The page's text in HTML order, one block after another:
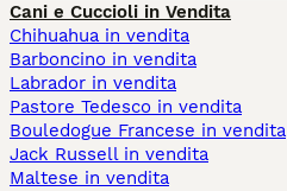
Cani e Cuccioli in Vendita
Chihuahua in vendita
Barboncino in vendita
Labrador in vendita
Pastore Tedesco in vendita
Bouledogue Francese in vendita
Jack Russell in vendita
Maltese in vendita